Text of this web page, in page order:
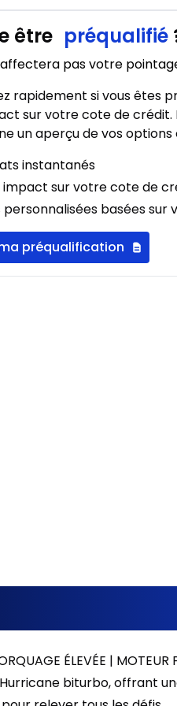
sur 39 mois
sur 39 mois
d'acompte • 2.49%
sur 36 mois
sur 36 mois
d'acompte • 2.49%
sur 27 mois
être préqualifié
pas votre
rapidement si vous êtes
sur votre cote de
un aperçu de vos options
instantanés
impact sur votre cote de
basées sur
préqualification
ÉLEVÉE | MOTEUR
biturbo, offrant